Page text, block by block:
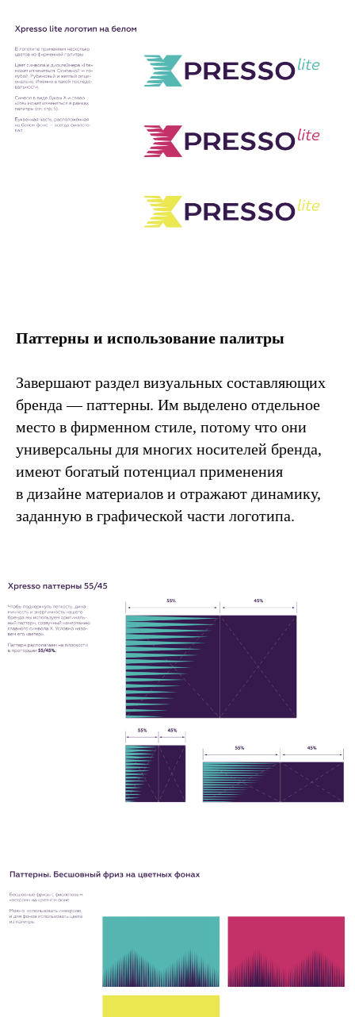
Паттерны и использование палитры
Завершают раздел визуальных составляющих
бренда — паттерны. Им выделено отдельное
место в фирменном стиле, потому что они
универсальны для многих носителей бренда,
имеют богатый потенциал применения
в дизайне материалов и отражают динамику,
заданную в графической части логотипа.